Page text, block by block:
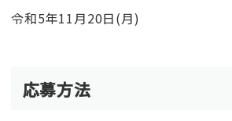
令和5年11月20日(月)
応募方法